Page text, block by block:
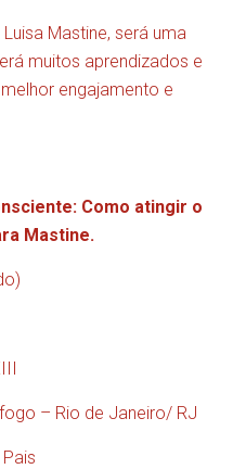
Mastine, será uma
muitos aprendizados e
engajamento e
Como atingir o
Mastine.
– Rio de Janeiro/ RJ